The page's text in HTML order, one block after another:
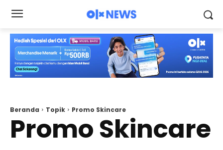
Beranda Topik Promo Skincare
Promo Skincare